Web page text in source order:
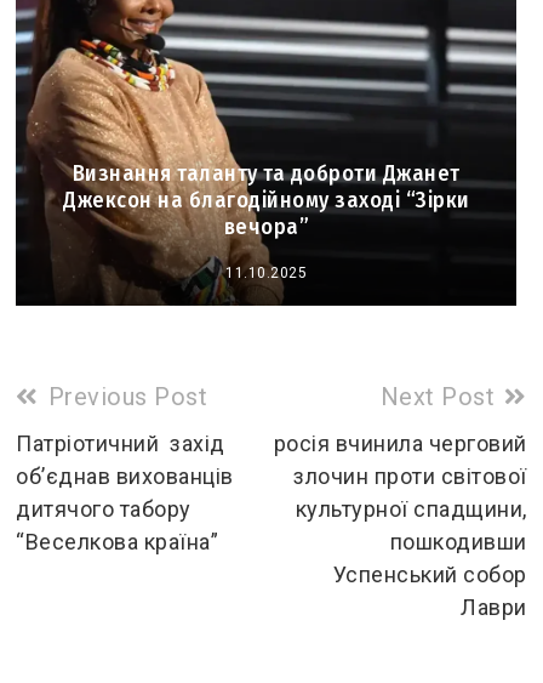
Визнання таланту та доброти Джанет
Джексон на благодійному заході “Зірки
вечора”
11.10.2025
Read
more
articles
Previous Post
Патріотичний захід
об’єднав вихованців
дитячого табору
“Веселкова країна”
Next Post
росія вчинила черговий
злочин проти світової
культурної спадщини,
пошкодивши
Успенський собор
Лаври